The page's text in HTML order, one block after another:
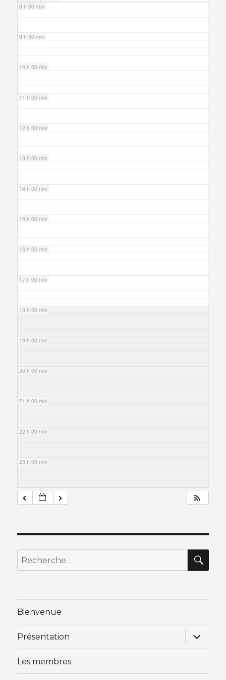
8 h 00 min
9 h 00 min
10 h 00 min
11 h 00 min
12 h 00 min
13 h 00 min
14 h 00 min
15 h 00 min
16 h 00 min
17 h 00 min
18 h 00 min
19 h 00 min
20 h 00 min
21 h 00 min
22 h 00 min
23 h 00 min
Recherche
pour
Bienvenue
Présentation
ouvrir
le
sous-
Les membres